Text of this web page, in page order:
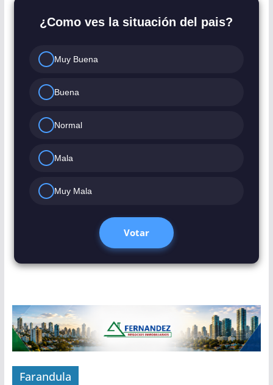
¿Como ves la situación del pais?
Muy Buena
Buena
Normal
Mala
Muy Mala
Votar
Farandula